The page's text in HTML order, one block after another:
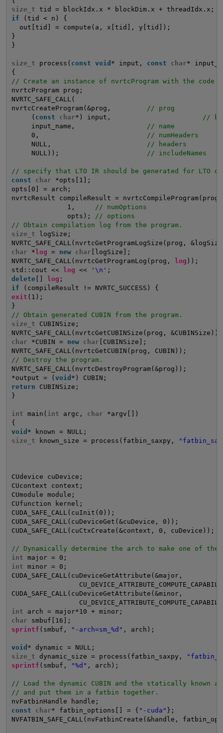
size_t
tid = blockIdx.x * blockDim.x + threadIdx.x;
if
(tid < n) {
out[tid] = compute(a, x[tid], y[tid]);
}
}
size_t process( const void * input, const char*
{
// Create an instance of nvrtcProgram with the code
nvrtcProgram prog;
NVRTC_SAFE_CALL(
nvrtcCreateProgram(&prog,
// prog
( const char*) input,
//
input_name,
// name
0,
// numHeaders
NULL,
// headers
NULL));
// includeNames
// specify that LTO IR should be generated for LTO
const
char
*opts[1];
opts[0] = arch;
nvrtcResult compileResult =
1,
// numOptions
opts);
// options
// Obtain compilation log from the program.
size_t
logSize;
NVRTC_SAFE_CALL(nvrtcGetProgramLogSize(prog,
char
*log = new char [logSize];
NVRTC_SAFE_CALL(nvrtcGetProgramLog(prog, log ));
std::cout << log << '\n' ;
delete[] log ;
if
(compileResult != NVRTC_SUCCESS) {
exit (1);
}
// Obtain generated CUBIN from the program.
size_t
CUBINSize;
NVRTC_SAFE_CALL(nvrtcGetCUBINSize(prog, &CUBINSize));
char
*CUBIN = new char [CUBINSize];
NVRTC_SAFE_CALL(nvrtcGetCUBIN(prog, CUBIN));
// Destroy the program.
NVRTC_SAFE_CALL(nvrtcDestroyProgram(&prog));
*output = (void *) CUBIN;
return
CUBINSize;
}
int main( int argc, char
*argv[])
{
void * known = NULL;
size_t
known_size = process(fatbin_saxpy,
CUdevice cuDevice;
CUcontext context;
CUmodule module;
CUfunction kernel;
CUDA_SAFE_CALL(cuInit(0));
CUDA_SAFE_CALL(cuDeviceGet(&cuDevice, 0));
CUDA_SAFE_CALL(cuCtxCreate(&context, 0, cuDevice));
// Dynamically determine the arch to make one of
int major = 0;
int minor = 0;
CUDA_SAFE_CALL(cuDeviceGetAttribute(&major,
CUDA_SAFE_CALL(cuDeviceGetAttribute(&minor,
int
arch = major*10 + minor;
char
smbuf[16];
sprintf (smbuf, "-arch=sm_%d" , arch);
void * dynamic = NULL;
size_t
dynamic_size = process(fatbin_saxpy,
sprintf (smbuf, "%d" , arch);
// Load the dynamic CUBIN and the statically known
// and put them in a fatbin together.
nvFatbinHandle handle;
const
char* fatbin_options[] = { "-cuda" };
NVFATBIN_SAFE_CALL(nvFatbinCreate(&handle,